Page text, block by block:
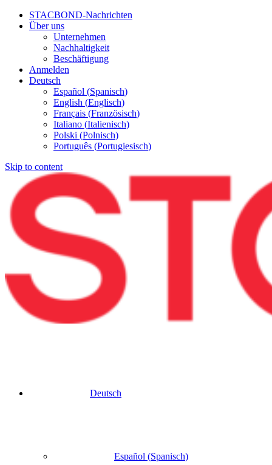
STACBOND-Nachrichten
Über uns
Unternehmen
Nachhaltigkeit
Beschäftigung
Anmelden
Deutsch
Español (Spanisch)
English (Englisch)
Français (Französisch)
Italiano (Italienisch)
Polski (Polnisch)
Português (Portugiesisch)
Skip to content
Deutsch
Español (Spanisch)